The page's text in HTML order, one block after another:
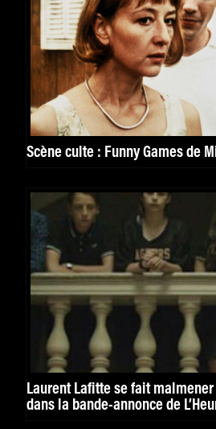
Scène culte : Funny Games de
Laurent Lafitte se fait
dans la bande-annonce de